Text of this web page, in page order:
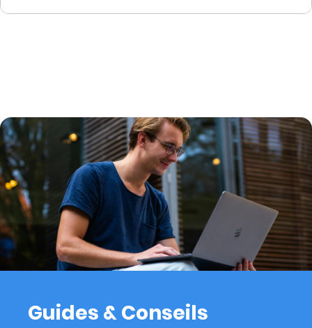
Guides & Conseils